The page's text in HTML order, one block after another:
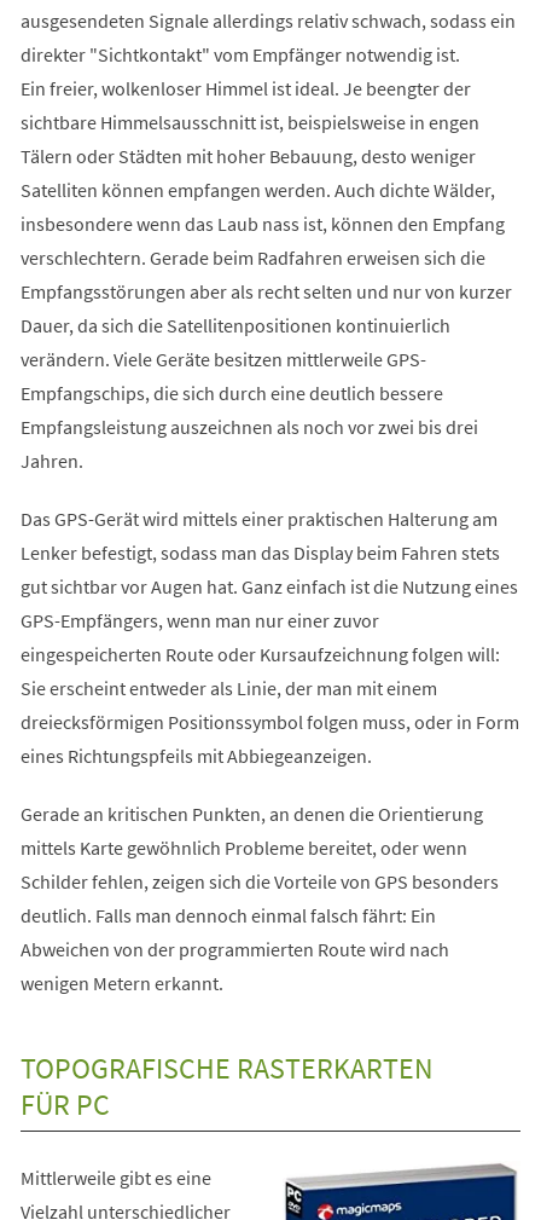
ausgesendeten Signale allerdings relativ schwach, sodass ein
direkter "Sichtkontakt" vom Empfänger notwendig ist.
Ein freier, wolkenloser Himmel ist ideal. Je beengter der
sichtbare Himmelsausschnitt ist, beispielsweise in engen
Tälern oder Städten mit hoher Bebauung, desto weniger
Satelliten können empfangen werden. Auch dichte Wälder,
insbesondere wenn das Laub nass ist, können den Empfang
verschlechtern. Gerade beim Radfahren erweisen sich die
Empfangsstörungen aber als recht selten und nur von kurzer
Dauer, da sich die Satellitenpositionen kontinuierlich
verändern. Viele Geräte besitzen mittlerweile GPS-
Empfangschips, die sich durch eine deutlich bessere
Empfangsleistung auszeichnen als noch vor zwei bis drei
Jahren.
Das GPS-Gerät wird mittels einer praktischen Halterung am
Lenker befestigt, sodass man das Display beim Fahren stets
gut sichtbar vor Augen hat. Ganz einfach ist die Nutzung eines
GPS-Empfängers, wenn man nur einer zuvor
eingespeicherten Route oder Kursaufzeichnung folgen will:
Sie erscheint entweder als Linie, der man mit einem
dreiecksförmigen Positionssymbol folgen muss, oder in Form
eines Richtungspfeils mit Abbiegeanzeigen.
Gerade an kritischen Punkten, an denen die Orientierung
mittels Karte gewöhnlich Probleme bereitet, oder wenn
Schilder fehlen, zeigen sich die Vorteile von GPS besonders
deutlich. Falls man dennoch einmal falsch fährt: Ein
Abweichen von der programmierten Route wird nach
wenigen Metern erkannt.
TOPOGRAFISCHE RASTERKARTEN
FÜR PC
Mittlerweile gibt es eine
Vielzahl unterschiedlicher